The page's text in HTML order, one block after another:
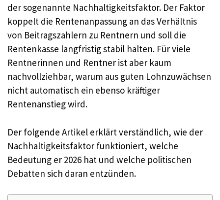
der sogenannte Nachhaltigkeitsfaktor. Der Faktor
koppelt die Rentenanpassung an das Verhältnis
von Beitragszahlern zu Rentnern und soll die
Rentenkasse langfristig stabil halten. Für viele
Rentnerinnen und Rentner ist aber kaum
nachvollziehbar, warum aus guten Lohnzuwächsen
nicht automatisch ein ebenso kräftiger
Rentenanstieg wird.
Der folgende Artikel erklärt verständlich, wie der
Nachhaltigkeitsfaktor funktioniert, welche
Bedeutung er 2026 hat und welche politischen
Debatten sich daran entzünden.